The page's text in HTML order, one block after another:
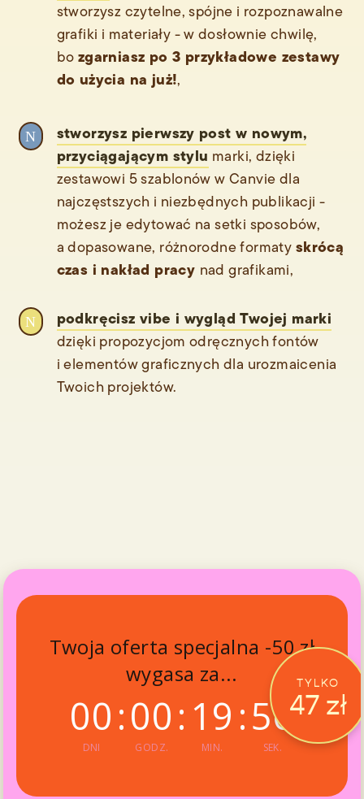
stworzysz czytelne, spójne i rozpoznawalne
grafiki i materiały - w dosłownie chwilę,
bozgarniasz po 3 przykładowe zestawy
do użycia na już!,
N
stworzysz pierwszy post w nowym,
przyciągającym stylu marki, dzięki
zestawowi 5 szablonów w Canvie dla
najczęstszych i niezbędnych publikacji -
możesz je edytować na setki sposobów,
a dopasowane, różnorodne formatyskrócą
czas i nakład pracy nad grafikami,
N podkręcisz vibe i wygląd Twojej marki
dzięki propozycjom odręcznych fontów
i elementów graficznych dla urozmaicenia
Twoich projektów.
Twoja oferta specjalna -50 zł
wygasa za...
00
DNI
:00
GODZ.
: 19
MIN.
:55
SEK.
TYLKO
47 zł